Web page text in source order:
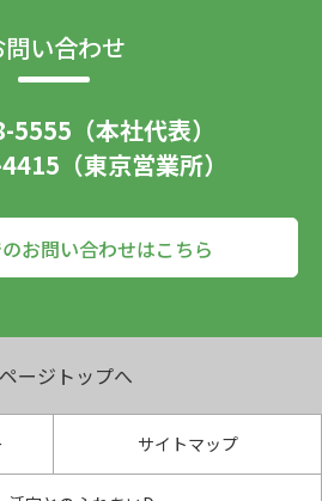
問い合わせ
（本社代表）
（東京営業所）
お問い合わせはこちら
ページトップへ
サイトマップ